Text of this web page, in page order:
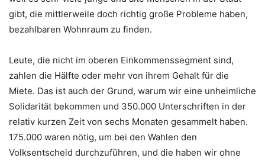
gibt, die mittlerweile doch richtig große Probleme haben,
bezahlbaren Wohnraum zu finden.
Leute, die nicht im oberen Einkommenssegment sind,
zahlen die Hälfte oder mehr von ihrem Gehalt für die
Miete. Das ist auch der Grund, warum wir eine unheimliche
Solidarität bekommen und 350.000 Unterschriften in der
relativ kurzen Zeit von sechs Monaten gesammelt haben.
175.000 waren nötig, um bei den Wahlen den
Volksentscheid durchzuführen, und die haben wir ohne